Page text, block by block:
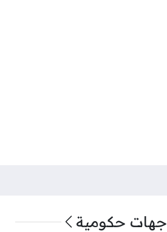
جهات حكومية